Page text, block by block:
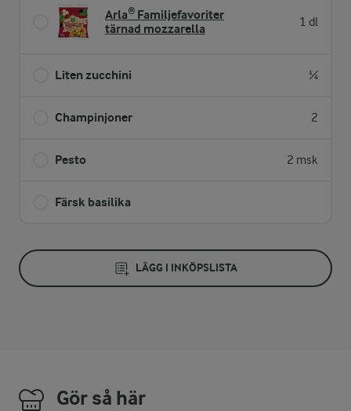
Arla® Familjefavoriter
tärnad mozzarella
1 dl
Liten zucchini ¼
Champinjoner 2
Pesto 2 msk
Färsk basilika
LÄGG I INKÖPSLISTA
Gör så här